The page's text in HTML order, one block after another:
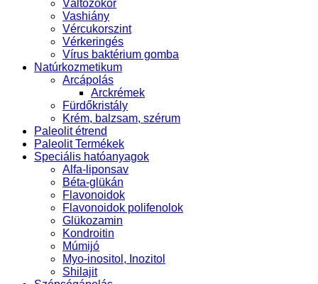
Változókor
Vashiány
Vércukorszint
Vérkeringés
Vírus baktérium gomba
Natúrkozmetikum
Arcápolás
Arckrémek
Fürdőkristály
Krém, balzsam, szérum
Paleolit étrend
Paleolit Termékek
Speciális hatóanyagok
Alfa-liponsav
Béta-glükán
Flavonoidok
Flavonoidok polifenolok
Glükozamin
Kondroitin
Múmijó
Myo-inositol, Inozitol
Shilajit